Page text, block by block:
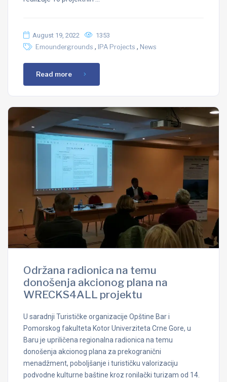
August 19, 2022
1353
Emoundergrounds , IPA Projects , News
Read more
Održana radionica na temu
donošenja akcionog plana na
WRECKS4ALL projektu
U saradnji Turističke organizacije Opštine Bar i
Pomorskog fakulteta Kotor Univerziteta Crne Gore, u
Baru je upriličena regionalna radionica na temu
donošenja akcionog plana za prekogranični
menadžment, poboljšanje i turističku valorizaciju
podvodne kulturne baštine kroz ronilački turizam od 14.